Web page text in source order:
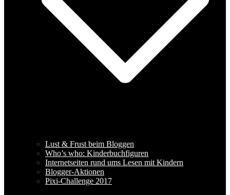
Lust & Frust beim Bloggen
Who’s who: Kinderbuchfiguren
Internetseiten rund ums Lesen mit Kindern
Blogger-Aktionen
Pixi-Challenge 2017